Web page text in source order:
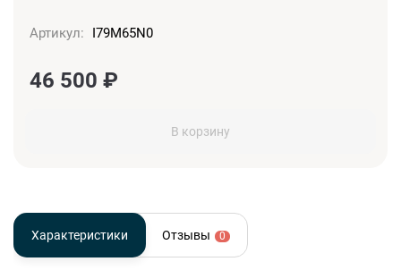
Артикул: I79M65N0
46 500 ₽
В корзину
Характеристики Отзывы 0